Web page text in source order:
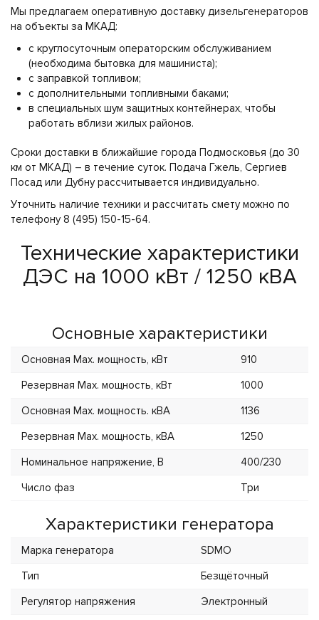
Мы предлагаем оперативную доставку дизельгенераторов
на объекты за МКАД:
с круглосуточным операторским обслуживанием
(необходима бытовка для машиниста);
с заправкой топливом;
с дополнительными топливными баками;
в специальных шум защитных контейнерах, чтобы
работать вблизи жилых районов.
Сроки доставки в ближайшие города Подмосковья (до 30
км от МКАД) – в течение суток. Подача Гжель, Сергиев
Посад или Дубну рассчитывается индивидуально.
Уточнить наличие техники и рассчитать смету можно по
телефону 8 (495) 150-15-64.
Технические характеристики
ДЭС на 1000 кВт / 1250 кВА
Основные характеристики
Основная Max. мощность, кВт
910
Резервная Max. мощность, кВт
1000
Основная Max. мощность. кВА
1136
Резервная Max. мощность, кВА
1250
Номинальное напряжение, В
400/230
Число фаз
Три
Характеристики генератора
Марка генератора
SDMO
Тип
Безщёточный
Регулятор напряжения
Электронный